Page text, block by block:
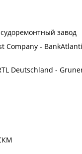
завод
-
Deutschland -